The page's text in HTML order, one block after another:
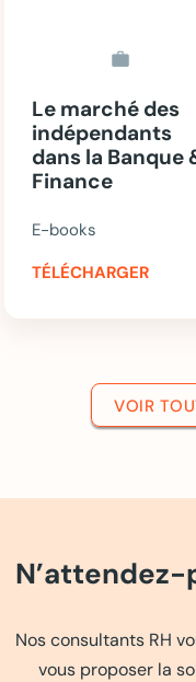
work
Le marché des
indépendants
dans la Banque
Finance
E-books
TÉLÉCHARGER
VOIR
Nos consultants RH
vous proposer la